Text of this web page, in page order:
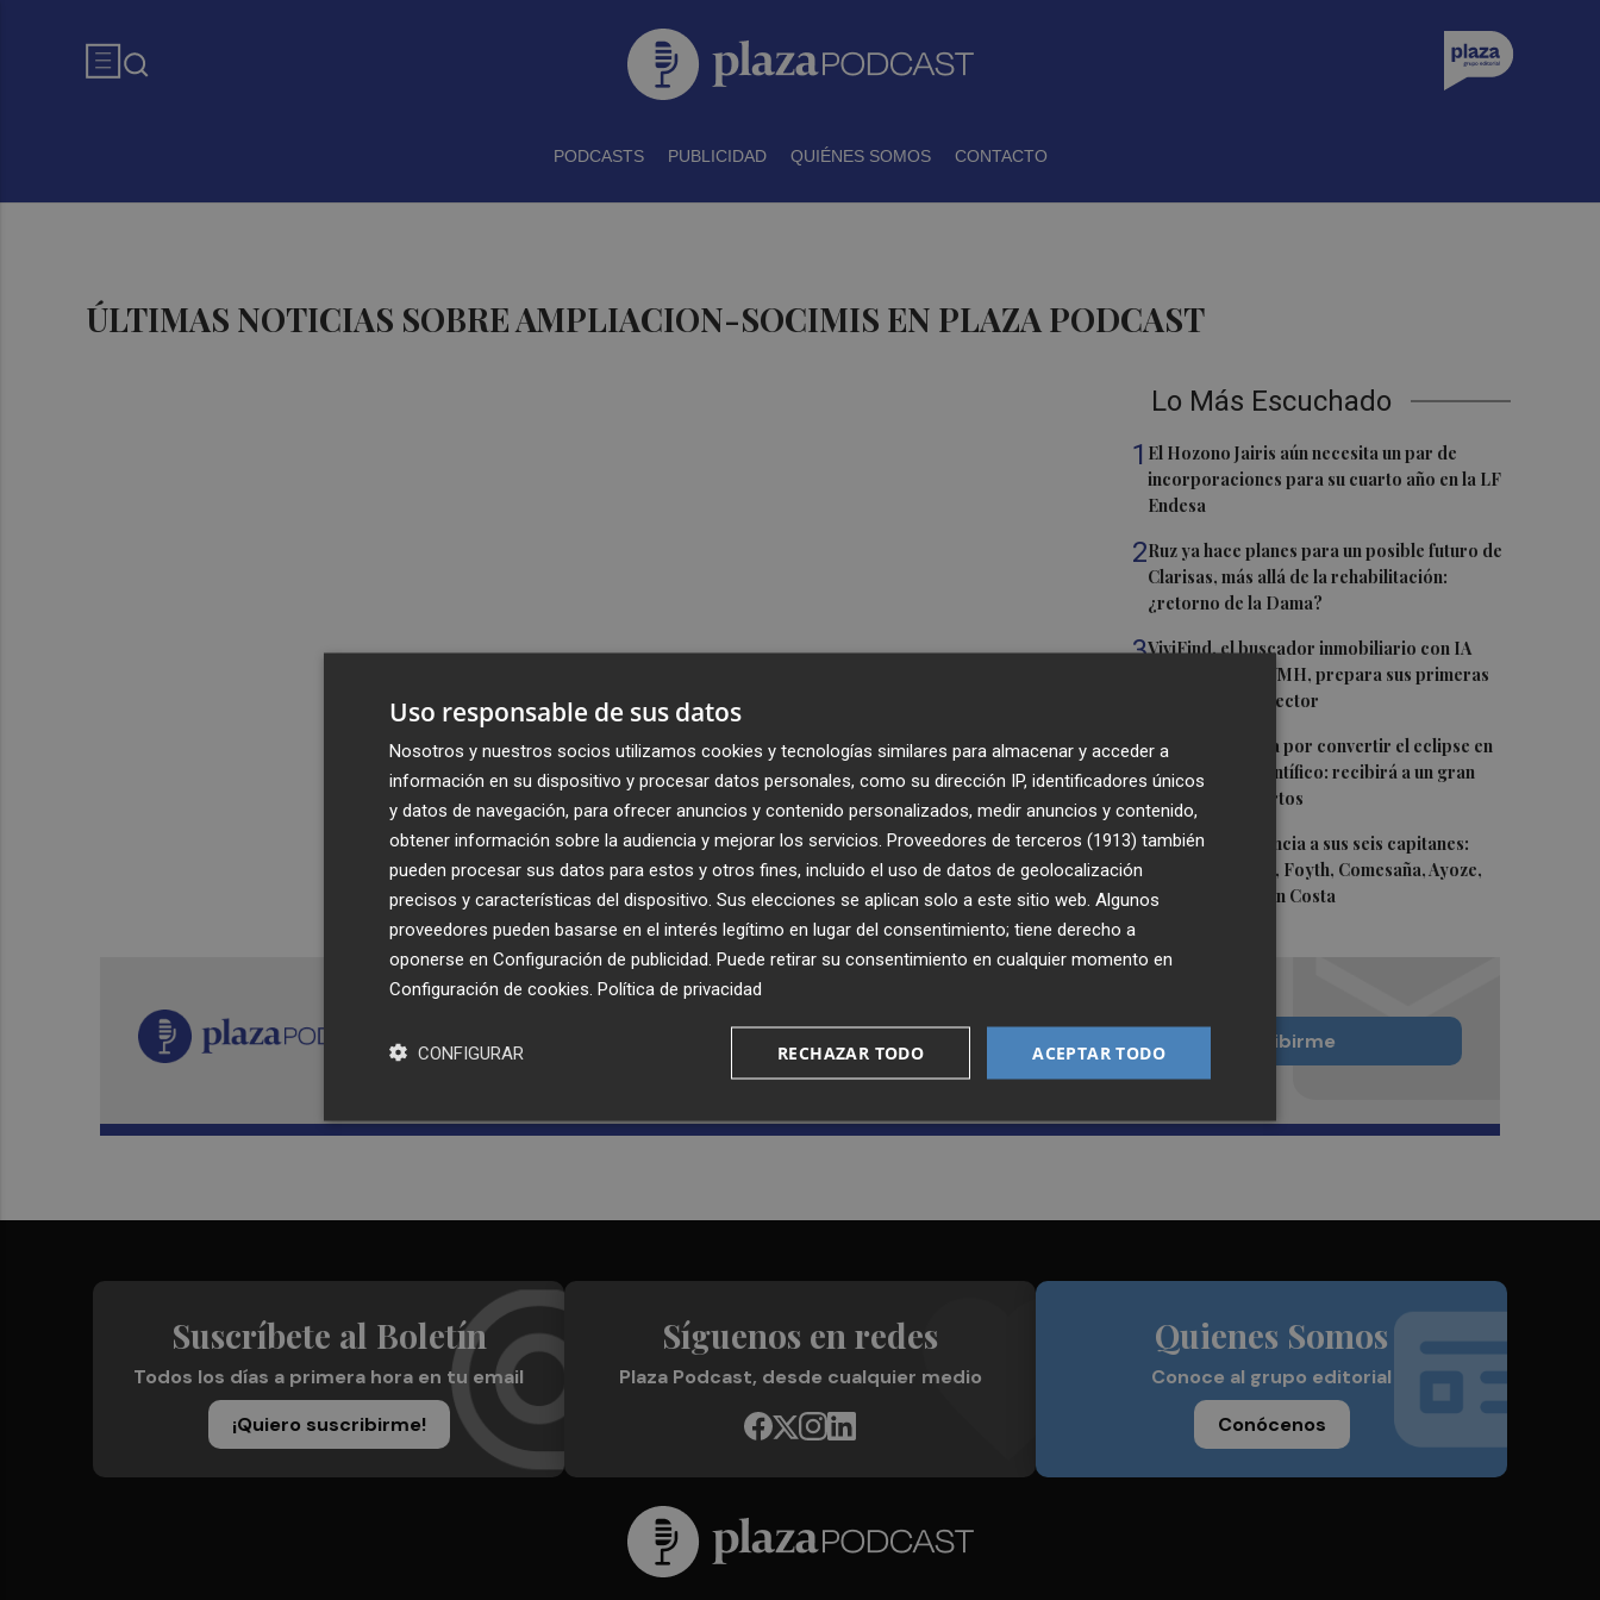
PODCASTS PUBLICIDAD QUIÉNES SOMOS CONTACTO
ÚLTIMAS NOTICIAS SOBRE AMPLIACION-SOCIMIS EN PLAZA PODCAST
Lo Más Escuchado
1 El Hozono Jairis aún necesita un par de
incorporaciones para su cuarto año en la LF
Endesa
2Ruz ya hace planes para un posible futuro de
Clarisas, más allá de la rehabilitación:
¿retorno de la Dama?
3ViviFind, el buscador inmobiliario con IA
surgido del PCUMH, prepara sus primeras
alianzas con el sector
4Castelló apuesta por convertir el eclipse en
un referente científico: recibirá a un gran
equipo de expertos
5El Villarreal anuncia a sus seis capitanes:
Gerard Moreno, Foyth, Comesaña, Ayoze,
Cardona y Logan Costa
Recibe toda la actualidad de
Plaza Podcast en tu correo
Quiero suscribirme
Suscríbete al Boletín
Todos los días a primera hora en tu email
¡Quiero suscribirme!
Síguenos en redes
Plaza Podcast, desde cualquier medio
Quienes Somos
Conoce al grupo editorial
Conócenos
Uso responsable de sus datos
Nosotros y nuestros socios utilizamos cookies y tecnologías similares para almacenar y acceder a
información en su dispositivo y procesar datos personales, como su dirección IP, identificadores únicos
y datos de navegación, para ofrecer anuncios y contenido personalizados, medir anuncios y contenido,
obtener información sobre la audiencia y mejorar los servicios. Proveedores de terceros (1913) también
pueden procesar sus datos para estos y otros fines, incluido el uso de datos de geolocalización
precisos y características del dispositivo. Sus elecciones se aplican solo a este sitio web. Algunos
proveedores pueden basarse en el interés legítimo en lugar del consentimiento; tiene derecho a
oponerse en Configuración de publicidad . Puede retirar su consentimiento en cualquier momento en
Configuración de cookies Política de privacidad
ACEPTAR TODO
RECHAZAR TODO
CONFIGURAR